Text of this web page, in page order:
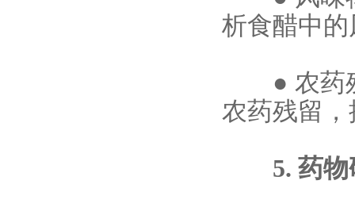
析食醋中
● 农药
农药残留
5. 药物